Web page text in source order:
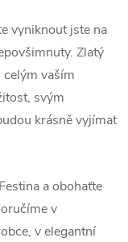
vyniknout jste na
Zlatý
vaším
svým
krásně vyjímat
a obohaťte
v
v elegantní